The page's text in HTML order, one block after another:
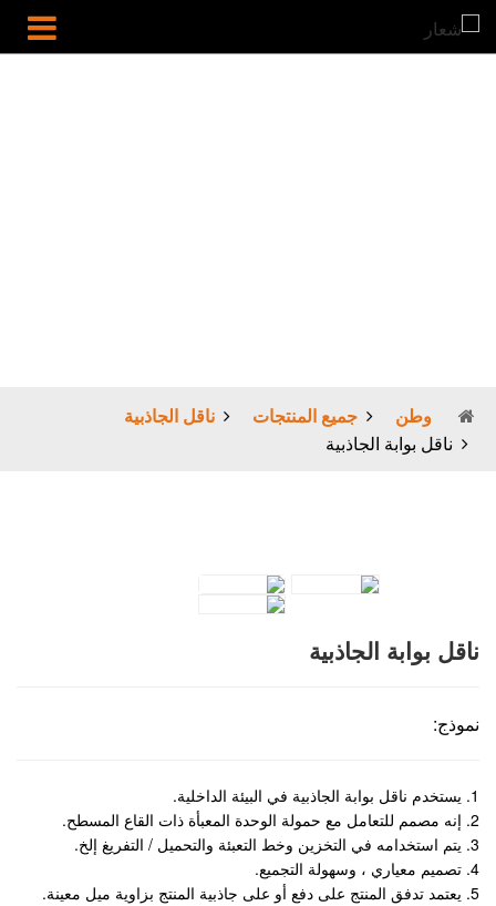
وطن جميع المنتجات
ناقل الجاذبية
ناقل بوابة الجاذبية
ناقل بوابة الجاذبية
نموذج:
1. يستخدم ناقل بوابة الجاذبية في البيئة الداخلية.
2. إنه مصمم للتعامل مع حمولة الوحدة المعبأة ذات القاع المسطح.
3. يتم استخدامه في التخزين وخط التعبئة والتحميل / التفريغ إلخ.
4. تصميم معياري ، وسهولة التجميع.
5. يعتمد تدفق المنتج على دفع أو على جاذبية المنتج بزاوية ميل معينة.